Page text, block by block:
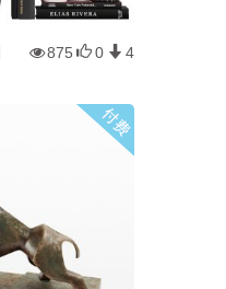
875 0 4